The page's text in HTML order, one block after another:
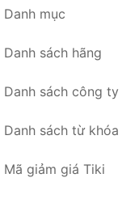
Danh mục
Danh sách hãng
Danh sách công ty
Danh sách từ khóa
Mã giảm giá Tiki